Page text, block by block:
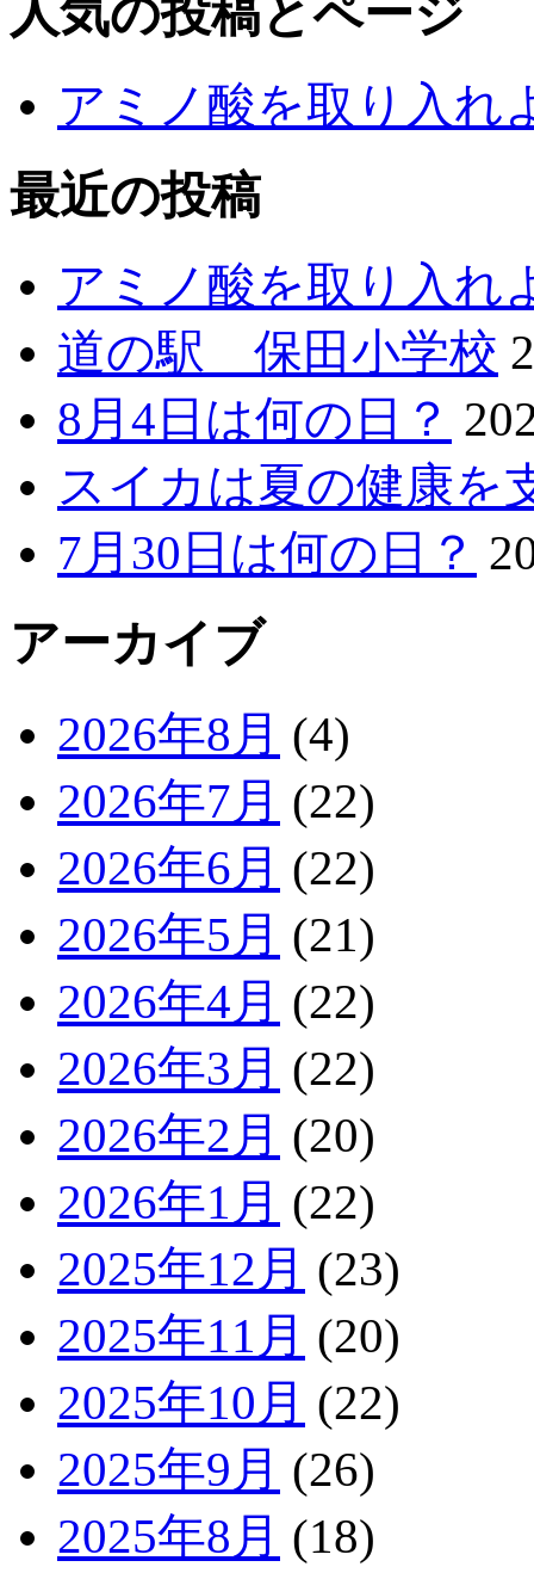
人気の投稿とページ
アミノ酸を取り入れ
最近の投稿
アミノ酸を取り入れ
道の駅 保田小学校
8月4日は何の日？
スイカは夏の健康を
7月30日は何の日？
アーカイブ
2026年8月 (4)
2026年7月 (22)
2026年6月 (22)
2026年5月 (21)
2026年4月 (22)
2026年3月 (22)
2026年2月 (20)
2026年1月 (22)
2025年12月 (23)
2025年11月 (20)
2025年10月 (22)
2025年9月 (26)
2025年8月 (18)